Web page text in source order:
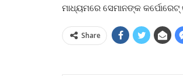
ମାଧ୍ୟମରେ ସେମାନଙ୍କ
Share